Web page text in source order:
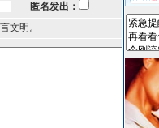
匿名发出：
文明。